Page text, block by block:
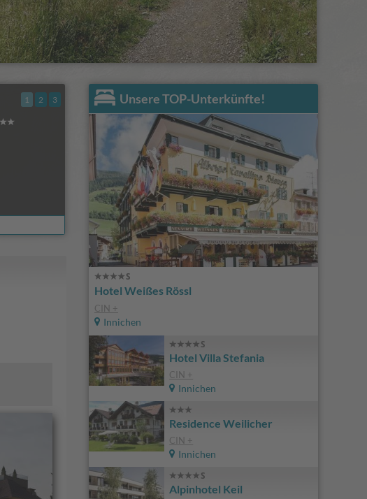
1 2 3 Unsere TOP-Unterkünfte!
Hotel Weißes Rössl
CIN +
Innichen
Hotel Villa Stefania
CIN +
Innichen
Residence Weilicher
CIN +
Innichen
Alpinhotel Keil